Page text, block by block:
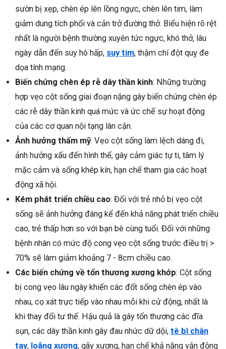
sườn bị xẹp, chèn ép lên lồng ngực, chèn lên tim, làm
giảm dung tích phổi và cản trở đường thở. Biểu hiện rõ rệt
nhất là người bệnh thường xuyên tức ngực, khó thở, lâu
ngày dẫn đến suy hô hấp, suy tim, thậm chí đột quỵ đe
dọa tính mạng.
Biến chứng chèn ép rễ dây thần kinh: Những trường
hợp vẹo cột sống giai đoạn nặng gây biến chứng chèn ép
các rễ dây thần kinh quá mức và ức chế sự hoạt động
của các cơ quan nội tạng lân cận.
Ảnh hưởng thẩm mỹ: Vẹo cột sống làm lệch dáng đi,
ảnh hưởng xấu đến hình thể, gây cảm giác tự ti, tâm lý
mặc cảm và sống khép kín, hạn chế tham gia các hoạt
động xã hội.
Kém phát triển chiều cao: Đối với trẻ nhỏ bị vẹo cột
sống sẽ ảnh hưởng đáng kể đến khả năng phát triển chiều
cao, trẻ thấp hơn so với bạn bè cùng tuổi. Đối với những
bệnh nhân có mức độ cong vẹo cột sống trước điều trị >
70% sẽ làm giảm khoảng 7 - 8cm chiều cao.
Các biến chứng về tổn thương xương khớp: Cột sống
bị cong vẹo lâu ngày khiến các đốt sống chèn ép vào
nhau, cọ xát trực tiếp vào nhau mỗi khi cử động, nhất là
khi thay đổi tư thế. Hậu quả là gây tổn thương các đĩa
sụn, các dây thần kinh gây đau nhức dữ dội, tê bì chân
tay, loãng xương, gãy xương, hạn chế khả năng vận động